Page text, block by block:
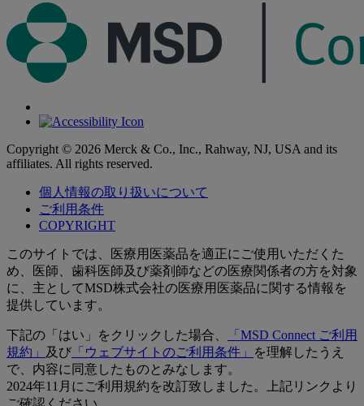
Copyright © 2026 Merck & Co., Inc., Rahway, NJ, USA and its
affiliates. All rights reserved.
個人情報の取り扱いについて
ご利用条件
COPYRIGHT
このサイトでは、医療用医薬品を適正にご使用いただくた
め、医師、歯科医師及び薬剤師などの医療関係者の方を対象
に、主としてMSD株式会社の医療用医薬品に関する情報を
提供しています。
下記の「はい」をクリックした場合、
「MSD Connect ご利用
規約」
及び 「ウェブサイトのご利用条件」
を理解したうえ
で、内容に同意したものとみなします。
2024年11月にご利用規約を改訂致しました。上記リンクより
ご確認ください。